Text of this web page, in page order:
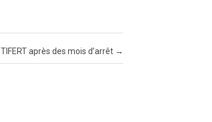
après des mois d’arrêt →